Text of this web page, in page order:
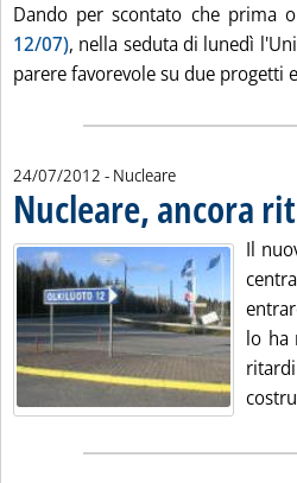
Dando per scontato che prima
12/07), nella seduta di lunedì
parere favorevole su due progetti
24/07/2012 - Nucleare
Nucleare, ancora
Il
lo ha